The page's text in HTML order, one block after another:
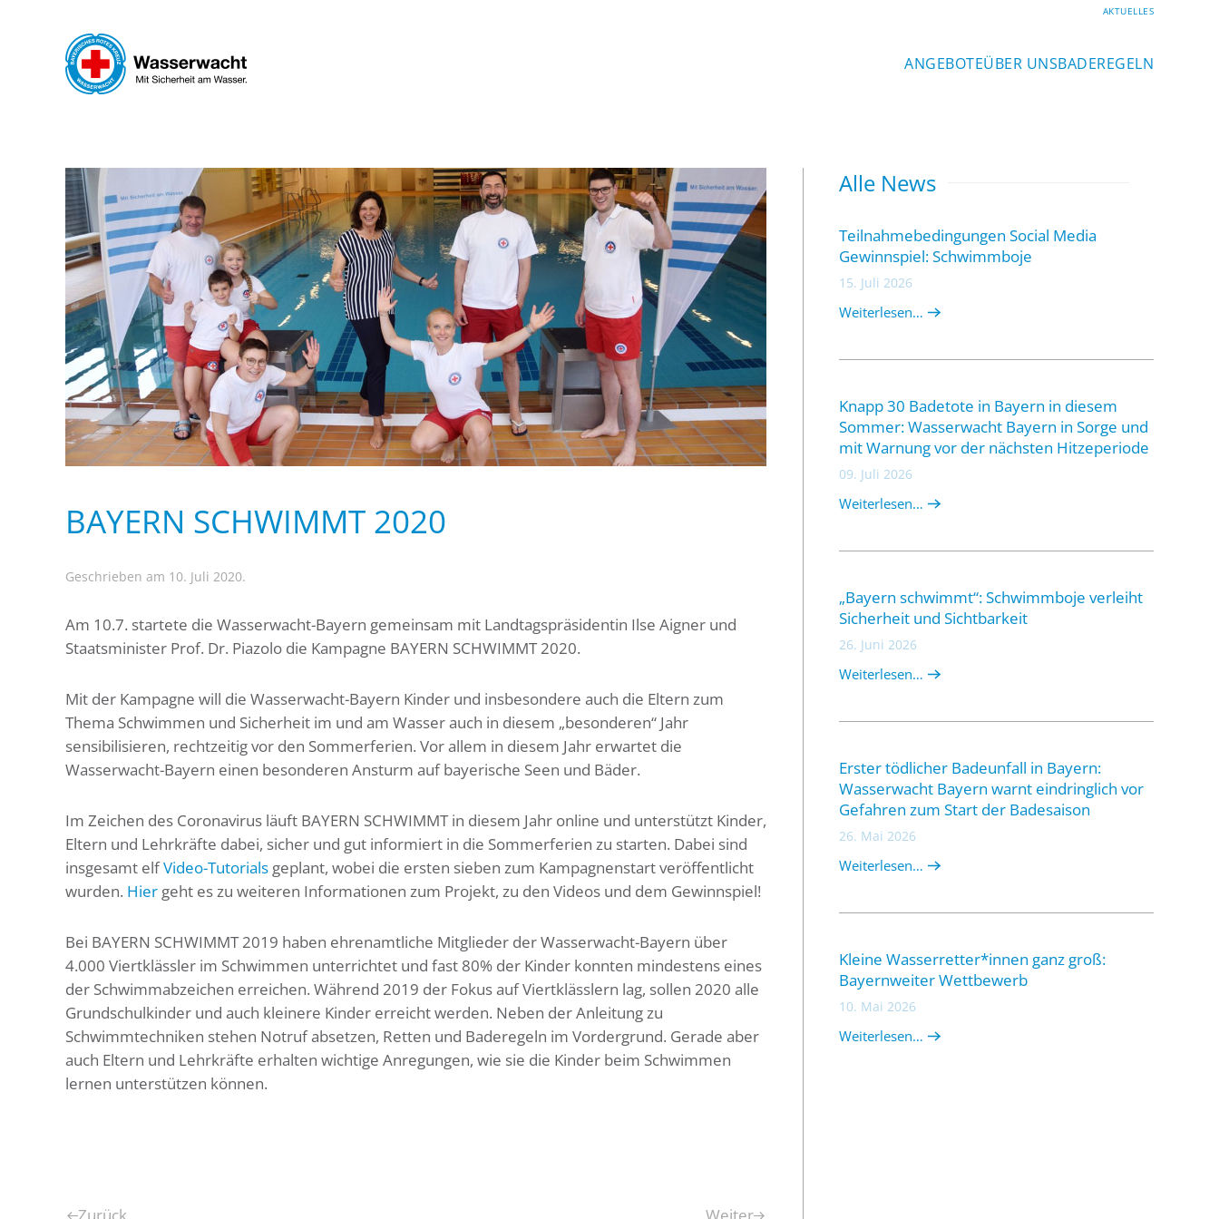
Zum Hauptinhalt springen
AKTUELLES
ANGEBOTEÜBER UNSBADEREGELN
BAYERN SCHWIMMT 2020
Geschrieben am 10. Juli 2020.
Am 10.7. startete die Wasserwacht-Bayern gemeinsam mit Landtagspräsidentin Ilse Aigner und
Staatsminister Prof. Dr. Piazolo die Kampagne BAYERN SCHWIMMT 2020.
Mit der Kampagne will die Wasserwacht-Bayern Kinder und insbesondere auch die Eltern zum
Thema Schwimmen und Sicherheit im und am Wasser auch in diesem „besonderen“ Jahr
sensibilisieren, rechtzeitig vor den Sommerferien. Vor allem in diesem Jahr erwartet die
Wasserwacht-Bayern einen besonderen Ansturm auf bayerische Seen und Bäder.
Im Zeichen des Coronavirus läuft BAYERN SCHWIMMT in diesem Jahr online und unterstützt Kinder,
Eltern und Lehrkräfte dabei, sicher und gut informiert in die Sommerferien zu starten. Dabei sind
insgesamt elfVideo-Tutorials geplant, wobei die ersten sieben zum Kampagnenstart veröffentlicht
wurden. Hier geht es zu weiteren Informationen zum Projekt, zu den Videos und dem Gewinnspiel!
Bei BAYERN SCHWIMMT 2019 haben ehrenamtliche Mitglieder der Wasserwacht-Bayern über
4.000 Viertklässler im Schwimmen unterrichtet und fast 80% der Kinder konnten mindestens eines
der Schwimmabzeichen erreichen. Während 2019 der Fokus auf Viertklässlern lag, sollen 2020 alle
Grundschulkinder und auch kleinere Kinder erreicht werden. Neben der Anleitung zu
Schwimmtechniken stehen Notruf absetzen, Retten und Baderegeln im Vordergrund. Gerade aber
auch Eltern und Lehrkräfte erhalten wichtige Anregungen, wie sie die Kinder beim Schwimmen
lernen unterstützen können.
Alle News
Teilnahmebedingungen Social Media
Gewinnspiel: Schwimmboje
15. Juli 2026
Weiterlesen…
Knapp 30 Badetote in Bayern in diesem
Sommer: Wasserwacht Bayern in Sorge und
mit Warnung vor der nächsten Hitzeperiode
09. Juli 2026
Weiterlesen…
„Bayern schwimmt“: Schwimmboje verleiht
Sicherheit und Sichtbarkeit
26. Juni 2026
Weiterlesen…
Erster tödlicher Badeunfall in Bayern:
Wasserwacht Bayern warnt eindringlich vor
Gefahren zum Start der Badesaison
26. Mai 2026
Weiterlesen…
Kleine Wasserretter*innen ganz groß:
Bayernweiter Wettbewerb
10. Mai 2026
Weiterlesen…